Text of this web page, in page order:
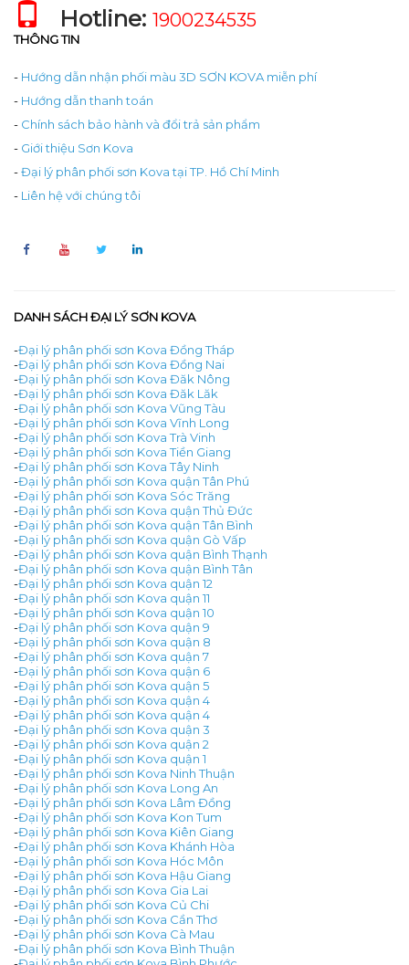
Hotline: 1900234535
THÔNG TIN
- Hướng dẫn nhận phối màu 3D SƠN KOVA miễn phí
- Hướng dẫn thanh toán
- Chính sách bảo hành và đổi trả sản phẩm
- Giới thiệu Sơn Kova
-Đại lý phân phối sơn Kova tại TP. Hồ Chí Minh
- Liên hệ với chúng tôi
DANH SÁCH ĐẠI LÝ SƠN KOVA
-Đại lý phân phối sơn Kova Đồng Tháp
-Đại lý phân phối sơn Kova Đồng Nai
-Đại lý phân phối sơn Kova Đăk Nông
-Đại lý phân phối sơn Kova Đăk Lăk
-Đại lý phân phối sơn Kova Vũng Tàu
-Đại lý phân phối sơn Kova Vĩnh Long
-Đại lý phân phối sơn Kova Trà Vinh
-Đại lý phân phối sơn Kova Tiền Giang
-Đại lý phân phối sơn Kova Tây Ninh
-Đại lý phân phối sơn Kova quận Tân Phú
-Đại lý phân phối sơn Kova Sóc Trăng
-Đại lý phân phối sơn Kova quận Thủ Đức
-Đại lý phân phối sơn Kova quận Tân Bình
-Đại lý phân phối sơn Kova quận Gò Vấp
-Đại lý phân phối sơn Kova quận Bình Thạnh
-Đại lý phân phối sơn Kova quận Bình Tân
-Đại lý phân phối sơn Kova quận 12
-Đại lý phân phối sơn Kova quận 11
-Đại lý phân phối sơn Kova quận 10
-Đại lý phân phối sơn Kova quận 9
-Đại lý phân phối sơn Kova quận 8
-Đại lý phân phối sơn Kova quận 7
-Đại lý phân phối sơn Kova quận 6
-Đại lý phân phối sơn Kova quận 5
-Đại lý phân phối sơn Kova quận 4
-Đại lý phân phối sơn Kova quận 4
-Đại lý phân phối sơn Kova quận 3
-Đại lý phân phối sơn Kova quận 2
-Đại lý phân phối sơn Kova quận 1
-Đại lý phân phối sơn Kova Ninh Thuận
-Đại lý phân phối sơn Kova Long An
-Đại lý phân phối sơn Kova Lâm Đồng
-Đại lý phân phối sơn Kova Kon Tum
-Đại lý phân phối sơn Kova Kiên Giang
-Đại lý phân phối sơn Kova Khánh Hòa
-Đại lý phân phối sơn Kova Hóc Môn
-Đại lý phân phối sơn Kova Hậu Giang
-Đại lý phân phối sơn Kova Gia Lai
-Đại lý phân phối sơn Kova Củ Chi
-Đại lý phân phối sơn Kova Cần Thơ
-Đại lý phân phối sơn Kova Cà Mau
-Đại lý phân phối sơn Kova Bình Thuận